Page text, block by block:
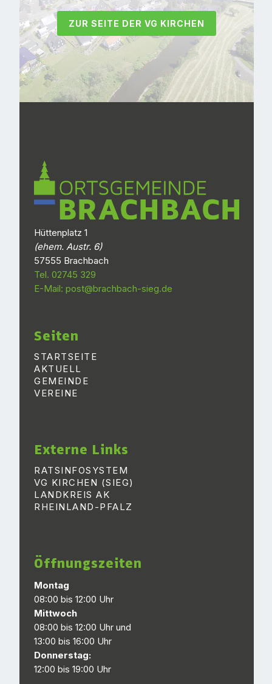
ZUR SEITE DER VG KIRCHEN
Hüttenplatz 1
(ehem. Austr. 6)
57555 Brachbach
Tel. 02745 329
E-Mail: post@brachbach-sieg.de
Seiten
STARTSEITE
AKTUELL
GEMEINDE
VEREINE
Externe Links
RATSINFOSYSTEM
VG KIRCHEN (SIEG)
LANDKREIS AK
RHEINLAND-PFALZ
Öffnungszeiten
Montag
08:00 bis 12:00 Uhr
Mittwoch
08:00 bis 12:00 Uhr und
13:00 bis 16:00 Uhr
Donnerstag:
12:00 bis 19:00 Uhr